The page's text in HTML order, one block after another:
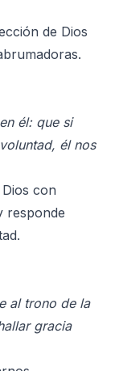
de Dios
él: que si
él nos
con
responde
al trono de la
gracia